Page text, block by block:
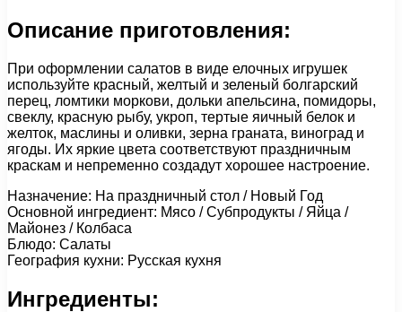
Описание приготовления:
При оформлении салатов в виде елочных игрушек
используйте красный, желтый и зеленый болгарский
перец, ломтики моркови, дольки апельсина, помидоры,
свеклу, красную рыбу, укроп, тертые яичный белок и
желток, маслины и оливки, зерна граната, виноград и
ягоды. Их яркие цвета соответствуют праздничным
краскам и непременно создадут хорошее настроение.
Назначение: На праздничный стол / Новый Год
Основной ингредиент: Мясо / Субпродукты / Яйца /
Майонез / Колбаса
Блюдо: Салаты
География кухни: Русская кухня
Ингредиенты: